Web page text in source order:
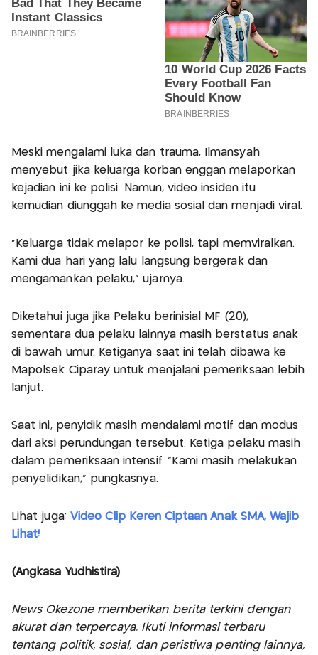
Meski mengalami luka dan trauma, Ilmansyah
menyebut jika keluarga korban enggan melaporkan
kejadian ini ke polisi. Namun, video insiden itu
kemudian diunggah ke media sosial dan menjadi viral.
“Keluarga tidak melapor ke polisi, tapi memviralkan.
Kami dua hari yang lalu langsung bergerak dan
mengamankan pelaku,” ujarnya.
Diketahui juga jika Pelaku berinisial MF (20),
sementara dua pelaku lainnya masih berstatus anak
di bawah umur. Ketiganya saat ini telah dibawa ke
Mapolsek Ciparay untuk menjalani pemeriksaan lebih
lanjut.
Saat ini, penyidik masih mendalami motif dan modus
dari aksi perundungan tersebut. Ketiga pelaku masih
dalam pemeriksaan intensif. “Kami masih melakukan
penyelidikan,” pungkasnya.
Lihat juga: Video Clip Keren Ciptaan Anak SMA, Wajib
Lihat!
(Angkasa Yudhistira)
News Okezone memberikan berita terkini dengan
akurat dan terpercaya. Ikuti informasi terbaru
tentang politik, sosial, dan peristiwa penting lainnya,